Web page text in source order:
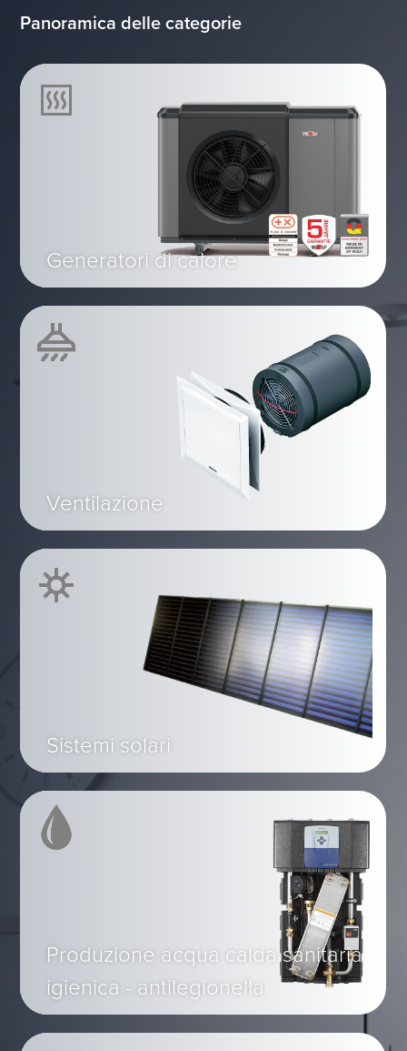
Panoramica delle categorie
Generatori di calore
Ventilazione
Sistemi solari
Produzione acqua calda sanitaria
igienica - antilegionella